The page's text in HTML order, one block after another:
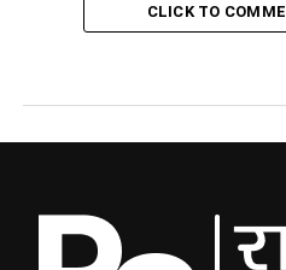
CLICK TO